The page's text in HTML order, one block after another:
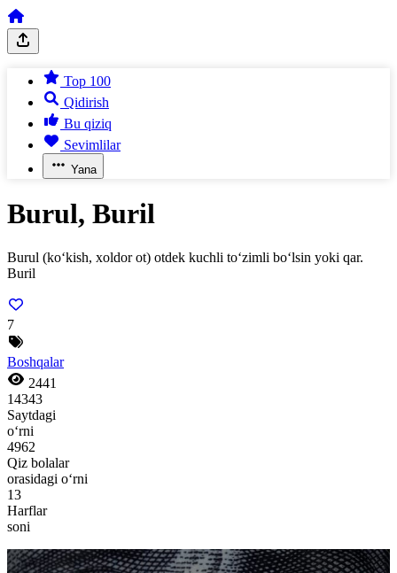
Top 100
Qidirish
Bu qiziq
Sevimlilar
Yana
Burul, Buril
Burul (ko‘kish, xoldor ot) otdek kuchli to‘zimli bo‘lsin yoki qar.
Buril
7
Boshqalar
2441
14343
Saytdagi
o‘rni
4962
Qiz bolalar
orasidagi o‘rni
13
Harflar
soni